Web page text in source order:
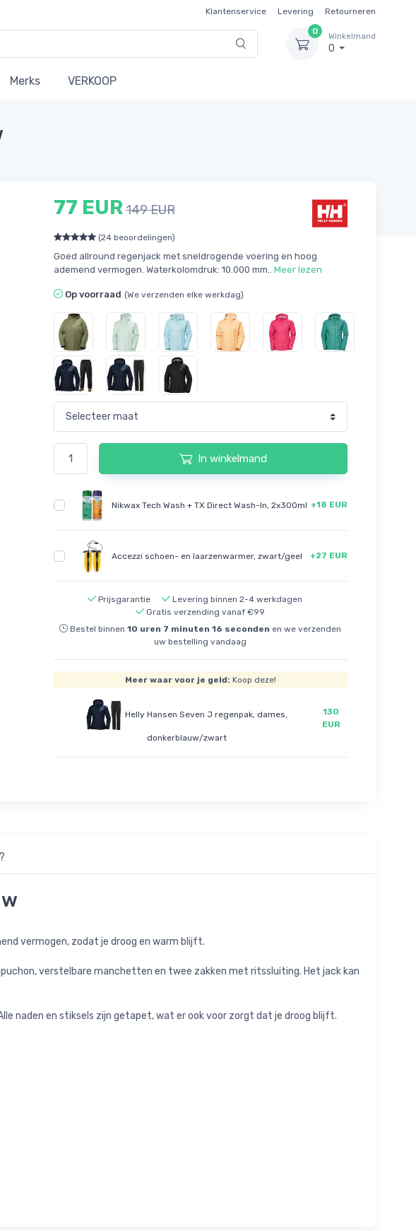
Klantenservice Levering
Retourneren
0
Winkelmand
0
Merks VERKOOP
77 EUR149 EUR
(24 beoordelingen)
Goed allround regenjack met sneldrogende voering en hoog
ademend vermogen. Waterkolomdruk: 10.000 mm.. Meer lezen
Op voorraad (We verzenden elke werkdag)
In winkelmand
Nikwax Tech Wash + TX Direct Wash-In, 2x300ml +18 EUR
Accezzi schoen- en laarzenwarmer, zwart/geel +27 EUR
Prijsgarantie
Levering binnen 2-4 werkdagen
Gratis verzending vanaf €99
Bestel binnen10 uren 7 minuten15 seconden en we verzenden
uw bestelling vandaag
Meer waar voor je geld: Koop deze!
Helly Hansen Seven J regenpak, dames,
donkerblauw/zwart
130
EUR
vermogen, zodat je droog en warm blijft.
verstelbare manchetten en twee zakken met ritssluiting. Het jack kan
naden en stiksels zijn getapet, wat er ook voor zorgt dat je droog blijft.